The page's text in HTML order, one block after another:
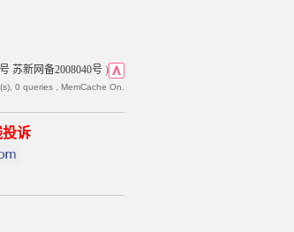
苏新网备2008040号 )
0 queries , MemCache On.
诉